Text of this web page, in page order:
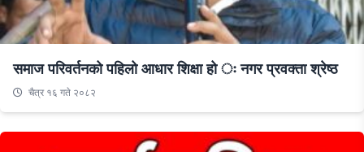
समाज परिवर्तनको पहिलो आधार शिक्षा हो ः नगर प्रवक्ता श्रेष्ठ
चैत्र १६ गते २०८२